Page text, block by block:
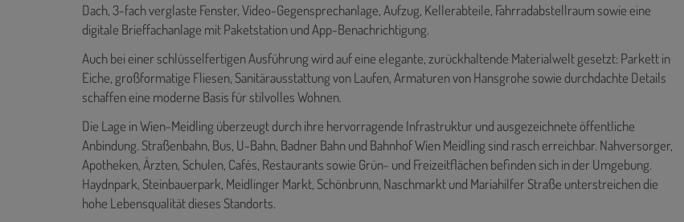
Dach, 3-fach verglaste Fenster, Video-Gegensprechanlage, Aufzug, Kellerabteile, Fahrradabstellraum sowie eine
digitale Brieffachanlage mit Paketstation und App-Benachrichtigung.
Auch bei einer schlüsselfertigen Ausführung wird auf eine elegante, zurückhaltende Materialwelt gesetzt: Parkett in
Eiche, großformatige Fliesen, Sanitärausstattung von Laufen, Armaturen von Hansgrohe sowie durchdachte Details
schaffen eine moderne Basis für stilvolles Wohnen.
Die Lage in Wien-Meidling überzeugt durch ihre hervorragende Infrastruktur und ausgezeichnete öffentliche
Anbindung. Straßenbahn, Bus, U-Bahn, Badner Bahn und Bahnhof Wien Meidling sind rasch erreichbar. Nahversorger,
Apotheken, Ärzten, Schulen, Cafés, Restaurants sowie Grün- und Freizeitflächen befinden sich in der Umgebung.
Haydnpark, Steinbauerpark, Meidlinger Markt, Schönbrunn, Naschmarkt und Mariahilfer Straße unterstreichen die
hohe Lebensqualität dieses Standorts.